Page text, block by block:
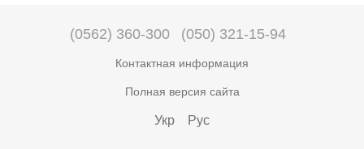
(0562) 360-300 (050) 321-15-94
Контактная информация
Полная версия сайта
Укр Рус